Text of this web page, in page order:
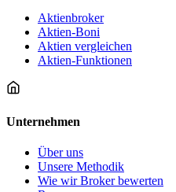
Aktienbroker
Aktien-Boni
Aktien vergleichen
Aktien-Funktionen
Unternehmen
Über uns
Unsere Methodik
Wie wir Broker bewerten